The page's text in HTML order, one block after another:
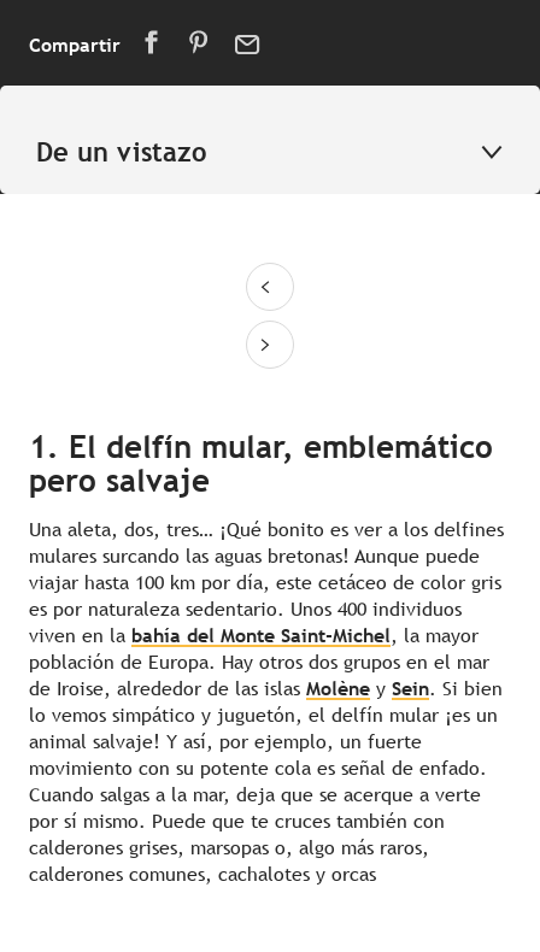
Compartir
De un vistazo
1. El delfín mular, emblemático
pero salvaje
Una aleta, dos, tres… ¡Qué bonito es ver a los delfines
mulares surcando las aguas bretonas! Aunque puede
viajar hasta 100 km por día, este cetáceo de color gris
es por naturaleza sedentario. Unos 400 individuos
viven en la bahía del Monte Saint-Michel, la mayor
población de Europa. Hay otros dos grupos en el mar
de Iroise, alrededor de las islas Molène y Sein. Si bien
lo vemos simpático y juguetón, el delfín mular ¡es un
animal salvaje! Y así, por ejemplo, un fuerte
movimiento con su potente cola es señal de enfado.
Cuando salgas a la mar, deja que se acerque a verte
por sí mismo. Puede que te cruces también con
calderones grises, marsopas o, algo más raros,
calderones comunes, cachalotes y orcas